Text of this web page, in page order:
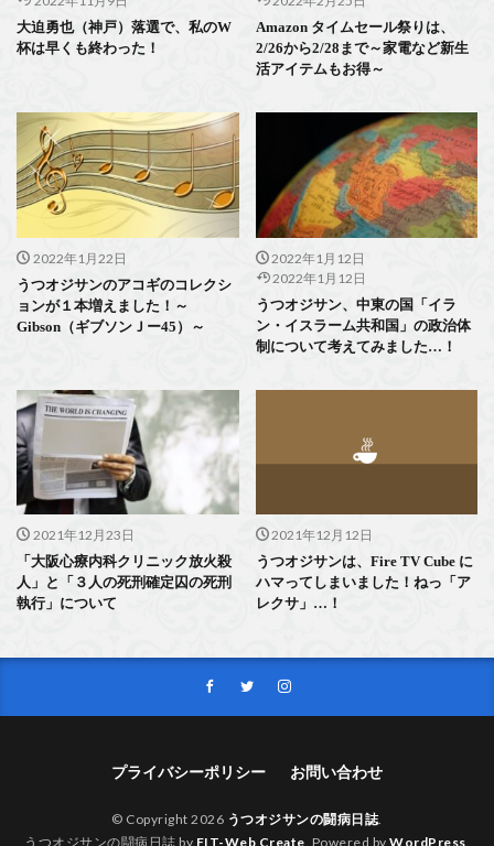
大迫勇也（神戸）落選で、私のW
杯は早くも終わった！
Amazon タイムセール祭りは、
2/26から2/28まで～家電など新生
活アイテムもお得～
2022年1月22日
うつオジサンのアコギのコレクシ
ョンが１本増えました！～
Gibson（ギブソンＪー45）～
2022年1月12日
2022年1月12日
うつオジサン、中東の国「イラ
ン・イスラーム共和国」の政治体
制について考えてみました…！
2021年12月23日
「大阪心療内科クリニック放火殺
人」と「３人の死刑確定囚の死刑
執行」について
2021年12月12日
うつオジサンは、Fire TV Cube に
ハマってしまいました！ねっ「ア
レクサ」…！
プライバシーポリシー お問い合わせ
© Copyright 2026 うつオジサンの闘病日誌
うつオジサンの闘病日誌 by FIT-Web Create . Powered by WordPress